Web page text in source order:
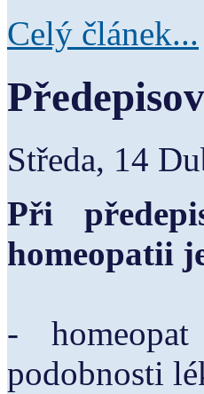
Celý článek...
Středa, 14
Při
homeopatii
-
podobnosti